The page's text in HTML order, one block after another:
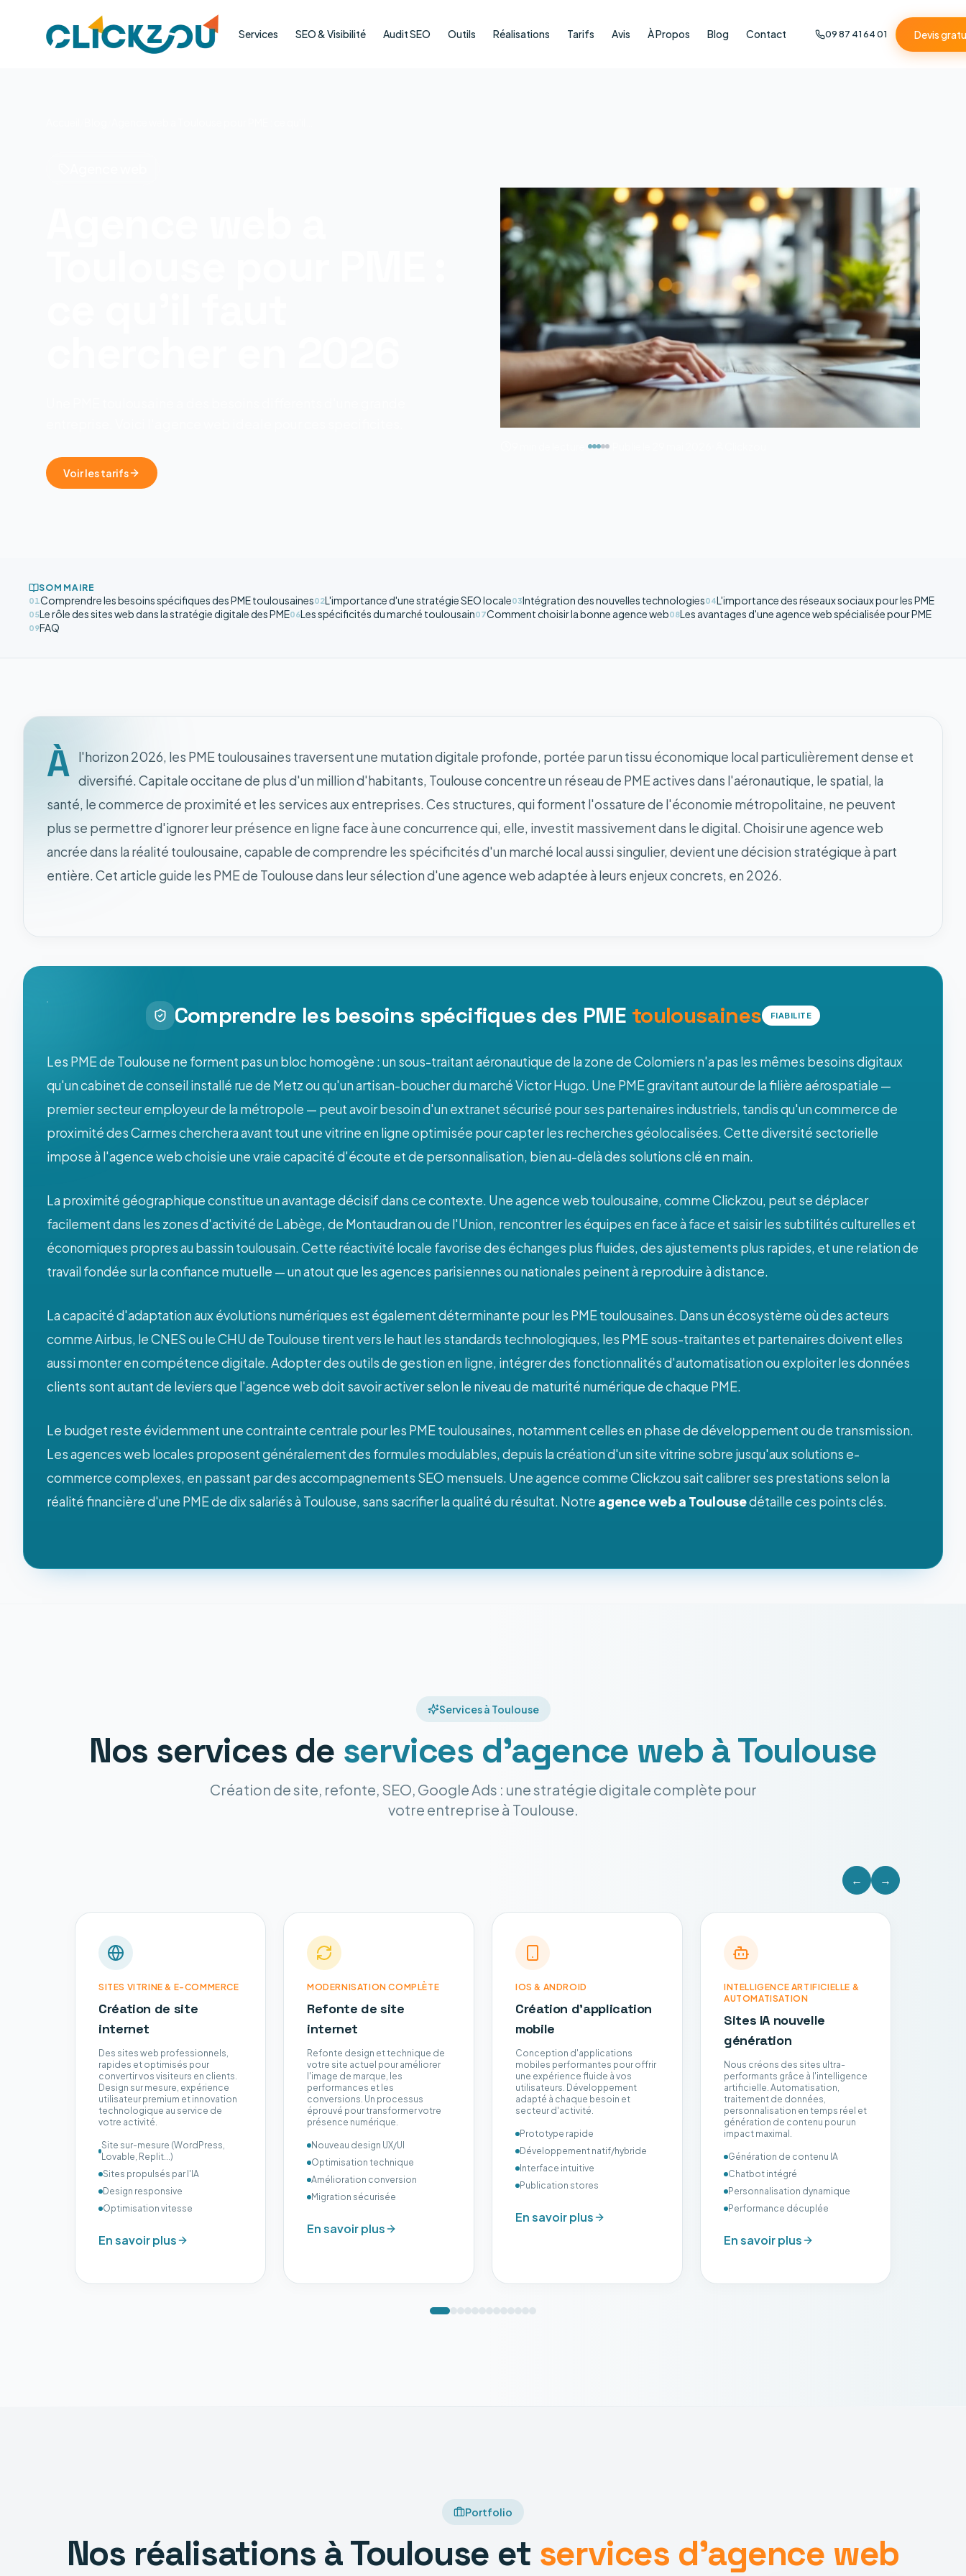
Services SEO & Visibilité Audit SEO Outils Réalisations Tarifs Avis À Propos Blog Contact 09 87 41 64 01 Devis
Voir les tarifs
SOMMAIRE
01 Comprendre les besoins spécifiques des PME toulousaines02L'importance d'une stratégie SEO locale03Intégration des nouvelles technologies04L'importance des réseaux sociaux pour les PME
05Le rôle des sites web dans la stratégie digitale des PME06Les spécificités du marché toulousain07Comment choisir la bonne agence web08Les avantages d'une agence web spécialisée pour PME
09FAQ
À l'horizon 2026, les PME toulousaines traversent une mutation digitale profonde, portée par un tissu économique local particulièrement dense et
diversifié. Capitale occitane de plus d'un million d'habitants, Toulouse concentre un réseau de PME actives dans l'aéronautique, le spatial, la
santé, le commerce de proximité et les services aux entreprises. Ces structures, qui forment l'ossature de l'économie métropolitaine, ne peuvent
plus se permettre d'ignorer leur présence en ligne face à une concurrence qui, elle, investit massivement dans le digital. Choisir une agence web
ancrée dans la réalité toulousaine, capable de comprendre les spécificités d'un marché local aussi singulier, devient une décision stratégique à part
entière. Cet article guide les PME de Toulouse dans leur sélection d'une agence web adaptée à leurs enjeux concrets, en 2026.
Comprendre les besoins spécifiques des PME toulousaines FIABILITE
Les PME de Toulouse ne forment pas un bloc homogène : un sous-traitant aéronautique de la zone de Colomiers n'a pas les mêmes besoins digitaux
qu'un cabinet de conseil installé rue de Metz ou qu'un artisan-boucher du marché Victor Hugo. Une PME gravitant autour de la filière aérospatiale —
premier secteur employeur de la métropole — peut avoir besoin d'un extranet sécurisé pour ses partenaires industriels, tandis qu'un commerce de
proximité des Carmes cherchera avant tout une vitrine en ligne optimisée pour capter les recherches géolocalisées. Cette diversité sectorielle
impose à l'agence web choisie une vraie capacité d'écoute et de personnalisation, bien au-delà des solutions clé en main.
La proximité géographique constitue un avantage décisif dans ce contexte. Une agence web toulousaine, comme Clickzou, peut se déplacer
facilement dans les zones d'activité de Labège, de Montaudran ou de l'Union, rencontrer les équipes en face à face et saisir les subtilités culturelles et
économiques propres au bassin toulousain. Cette réactivité locale favorise des échanges plus fluides, des ajustements plus rapides, et une relation de
travail fondée sur la confiance mutuelle — un atout que les agences parisiennes ou nationales peinent à reproduire à distance.
La capacité d'adaptation aux évolutions numériques est également déterminante pour les PME toulousaines. Dans un écosystème où des acteurs
comme Airbus, le CNES ou le CHU de Toulouse tirent vers le haut les standards technologiques, les PME sous-traitantes et partenaires doivent elles
aussi monter en compétence digitale. Adopter des outils de gestion en ligne, intégrer des fonctionnalités d'automatisation ou exploiter les données
clients sont autant de leviers que l'agence web doit savoir activer selon le niveau de maturité numérique de chaque PME.
Le budget reste évidemment une contrainte centrale pour les PME toulousaines, notamment celles en phase de développement ou de transmission.
Les agences web locales proposent généralement des formules modulables, depuis la création d'un site vitrine sobre jusqu'aux solutions e-
commerce complexes, en passant par des accompagnements SEO mensuels. Une agence comme Clickzou sait calibrer ses prestations selon la
réalité financière d'une PME de dix salariés à Toulouse, sans sacrifier la qualité du résultat. Notre agence web a Toulousedétaille ces points clés.
Services à Toulouse
Nos services de services d'agence web à Toulouse
Création de site, refonte, SEO, Google Ads : une stratégie digitale complète pour
votre entreprise à Toulouse.
← →
SITES VITRINE & E-COMMERCE
Création de site
internet
Des sites web professionnels,
rapides et optimisés pour
convertir vos visiteurs en clients.
Design sur mesure, expérience
utilisateur premium et innovation
technologique au service de
votre activité.
Site sur-mesure (WordPress,
Lovable, Replit...)
Sites propulsés par l'IA
Design responsive
Optimisation vitesse
En savoir plus
MODERNISATION COMPLÈTE
Refonte de site
internet
Refonte design et technique de
votre site actuel pour améliorer
l'image de marque, les
performances et les
conversions. Un processus
éprouvé pour transformer votre
présence numérique.
Nouveau design UX/UI
Optimisation technique
Amélioration conversion
Migration sécurisée
En savoir plus
IOS & ANDROID
Création d'application
mobile
Conception d'applications
mobiles performantes pour offrir
une expérience fluide à vos
utilisateurs. Développement
adapté à chaque besoin et
secteur d'activité.
Prototype rapide
Développement natif/hybride
Interface intuitive
Publication stores
En savoir plus
INTELLIGENCE ARTIFICIELLE &
AUTOMATISATION
Sites IA nouvelle
génération
Nous créons des sites ultra-
performants grâce à l'intelligence
artificielle. Automatisation,
traitement de données,
personnalisation en temps réel et
génération de contenu pour un
impact maximal.
Génération de contenu IA
Chatbot intégré
Personnalisation dynamique
Performance décuplée
En savoir plus
Portfolio
Nos réalisations à Toulouse et services d'agence web